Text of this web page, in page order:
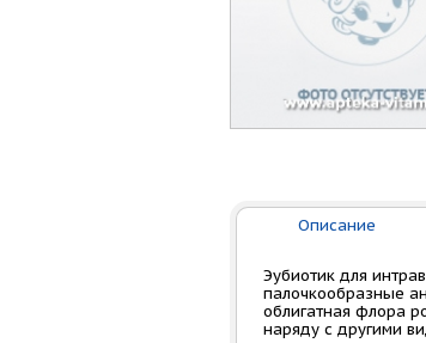
Описание
Эубиотик для
палочкообразные
облигатная флора
наряду с другими